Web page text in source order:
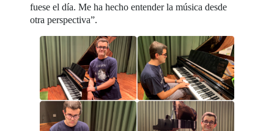
fuese el día. Me ha hecho entender la música desde
otra perspectiva”.